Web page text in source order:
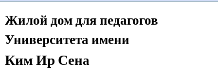
Жилой дом для педагогов
Университета имени
Ким Ир Сена